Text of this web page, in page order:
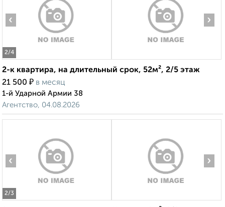
2/4
‹ ›
2-к квартира, на длительный срок, 52м², 2/5 этаж
21 500 ₽ в месяц
1-й Ударной Армии 38
Агентство, 04.08.2026
2/3
‹ ›